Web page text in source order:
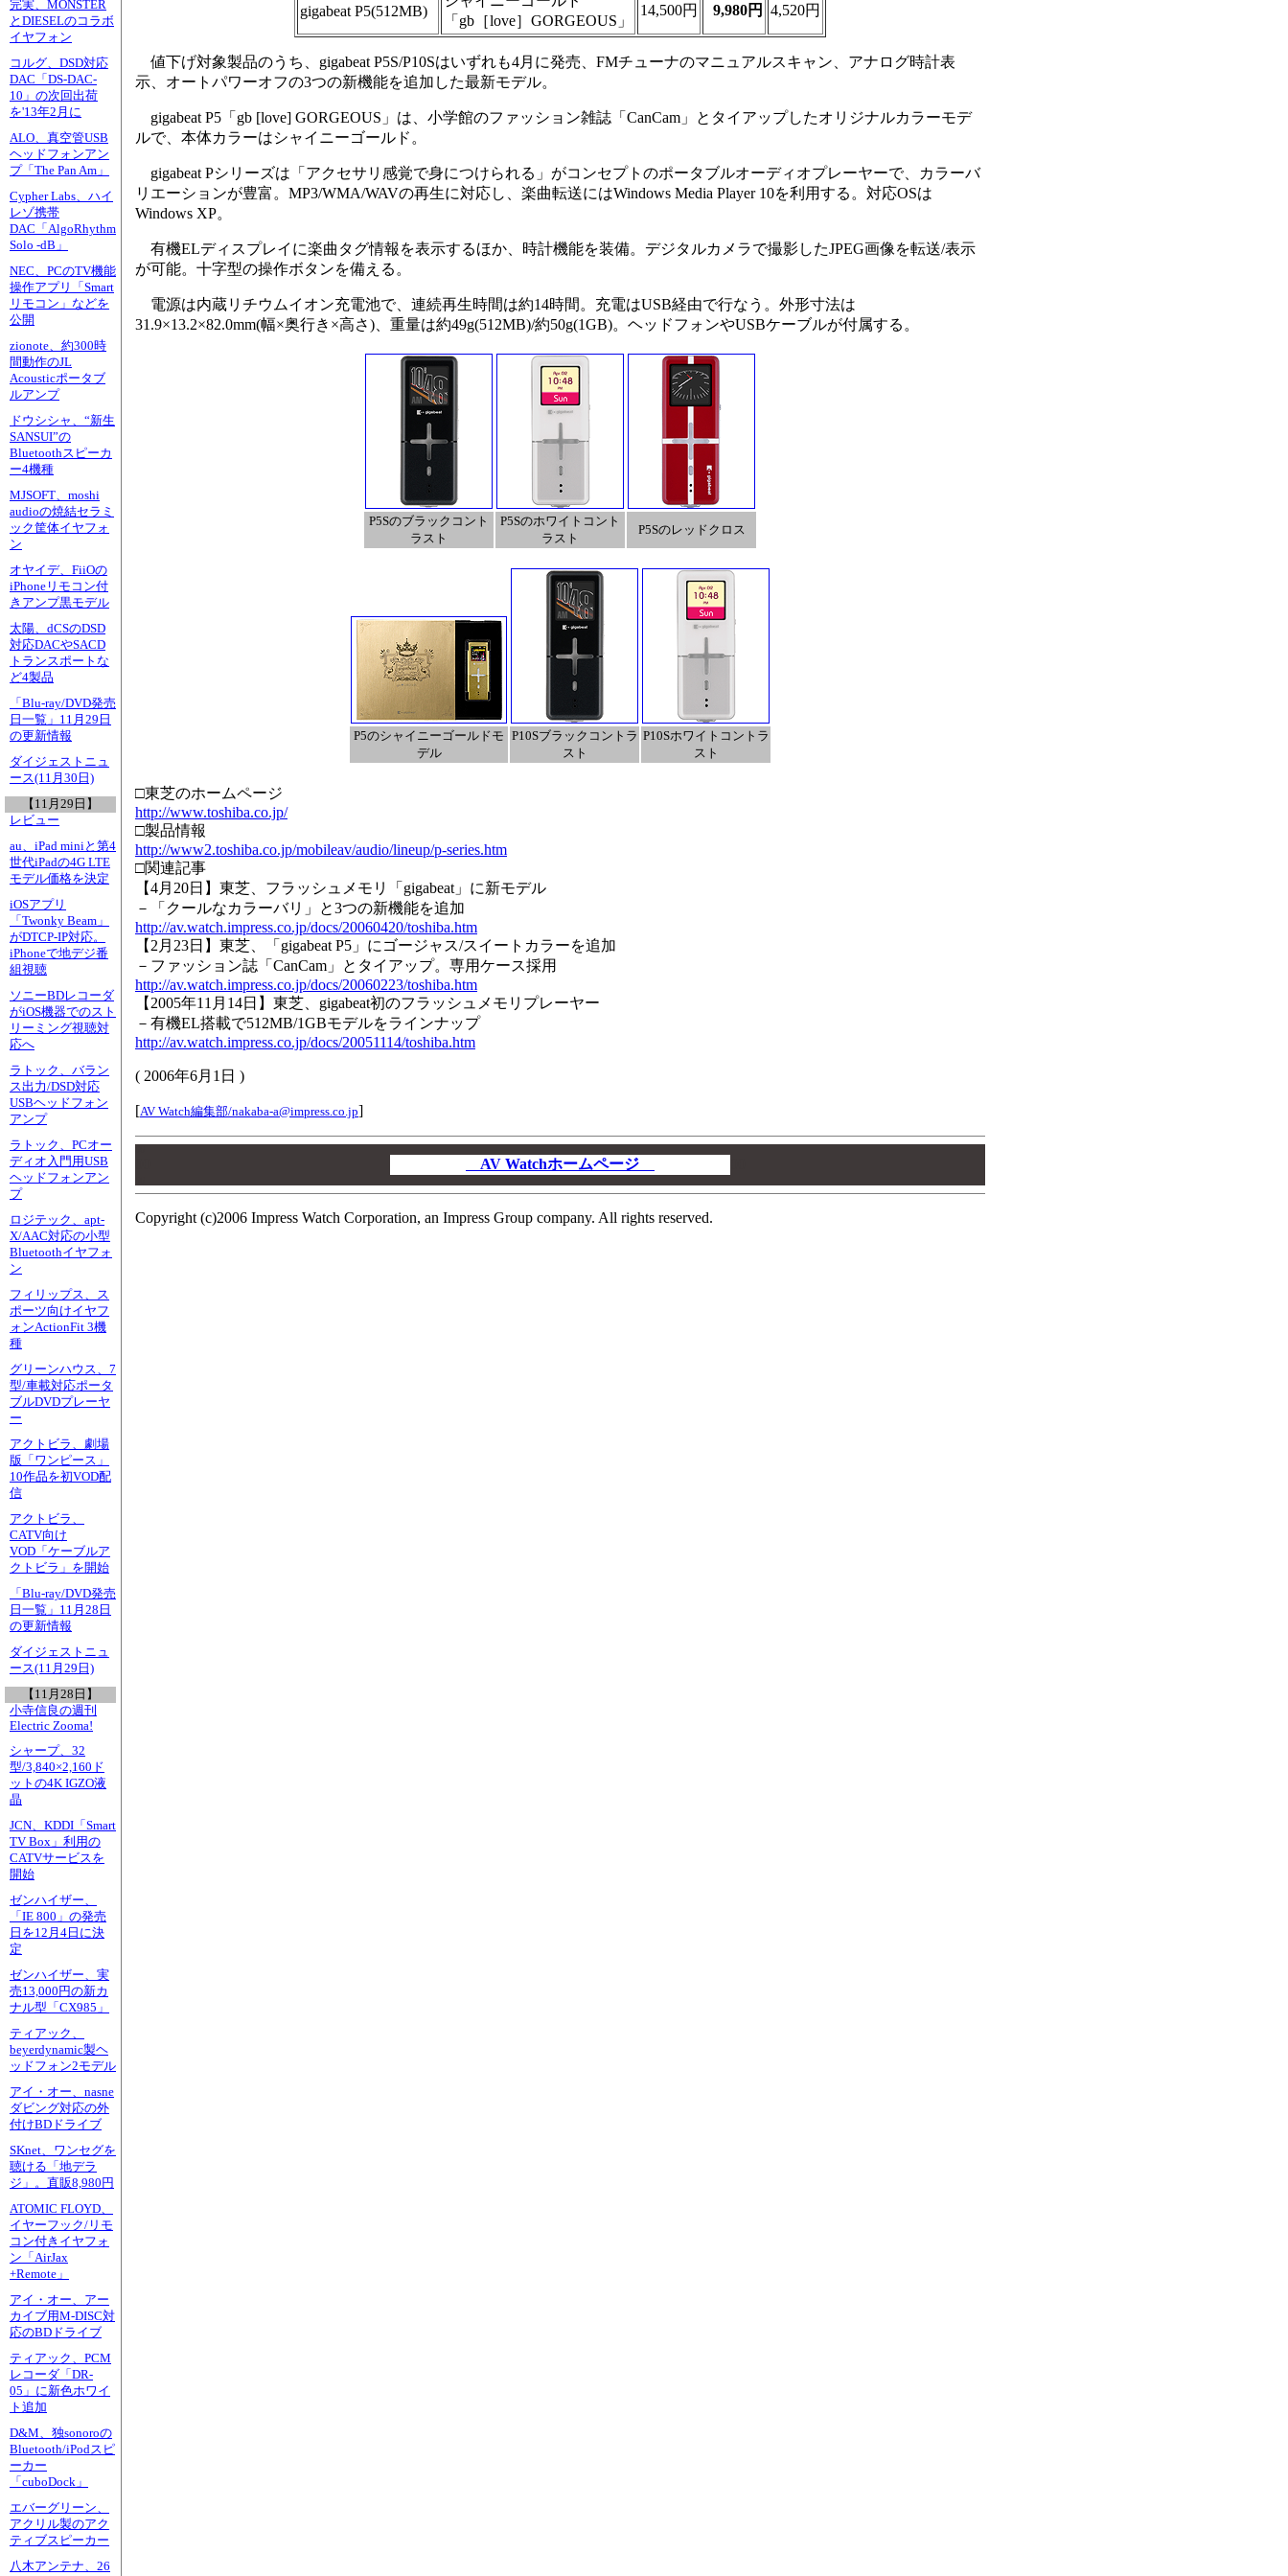
完実、MONSTER
とDIESELのコラボ
イヤフォン
コルグ、DSD対応
DAC「DS-DAC-
10」の次回出荷
を'13年2月に
ALO、真空管USB
ヘッドフォンアン
プ「The Pan Am」
Cypher Labs、ハイ
レゾ携帯
DAC「AlgoRhythm
Solo -dB」
NEC、PCのTV機能
操作アプリ「Smart
リモコン」などを
公開
zionote、約300時
間動作のJL
Acousticポータブ
ルアンプ
ドウシシャ、“新生
SANSUI”の
Bluetoothスピーカ
ー4機種
MJSOFT、moshi
audioの焼結セラミ
ック筐体イヤフォ
ン
オヤイデ、FiiOの
iPhoneリモコン付
きアンプ黒モデル
太陽、dCSのDSD
対応DACやSACD
トランスポートな
ど4製品
「Blu-ray/DVD発売
日一覧」11月29日
の更新情報
ダイジェストニュ
ース(11月30日)
【11月29日】
レビュー
au、iPad miniと第4
世代iPadの4G LTE
モデル価格を決定
iOSアプリ
「Twonky Beam」
がDTCP-IP対応。
iPhoneで地デジ番
組視聴
ソニーBDレコーダ
がiOS機器でのスト
リーミング視聴対
応へ
ラトック、バラン
ス出力/DSD対応
USBヘッドフォン
アンプ
ラトック、PCオー
ディオ入門用USB
ヘッドフォンアン
プ
ロジテック、apt-
X/AAC対応の小型
Bluetoothイヤフォ
ン
フィリップス、ス
ポーツ向けイヤフ
ォンActionFit 3機
種
グリーンハウス、7
型/車載対応ポータ
ブルDVDプレーヤ
ー
アクトビラ、劇場
版「ワンピース」
10作品を初VOD配
信
アクトビラ、
CATV向け
VOD「ケーブルア
クトビラ」を開始
「Blu-ray/DVD発売
日一覧」11月28日
の更新情報
ダイジェストニュ
ース(11月29日)
【11月28日】
小寺信良の週刊
Electric Zooma!
シャープ、32
型/3,840×2,160ド
ットの4K IGZO液
晶
JCN、KDDI「Smart
TV Box」利用の
CATVサービスを
開始
ゼンハイザー、
「IE 800」の発売
日を12月4日に決
定
ゼンハイザー、実
売13,000円の新カ
ナル型「CX985」
ティアック、
beyerdynamic製ヘ
ッドフォン2モデル
アイ・オー、nasne
ダビング対応の外
付けBDドライブ
SKnet、ワンセグを
聴ける「地デラ
ジ」。直販8,980円
ATOMIC FLOYD、
イヤーフック/リモ
コン付きイヤフォ
ン「AirJax
+Remote」
アイ・オー、アー
カイブ用M-DISC対
応のBDドライブ
ティアック、PCM
レコーダ「DR-
05」に新色ホワイ
ト追加
D&M、独sonoroの
Bluetooth/iPodスピ
ーカー
「cuboDock」
エバーグリーン、
アクリル製のアク
ティブスピーカー
八木アンテナ、26
gigabeat P5(512MB)
「gb［love］GORGEOUS」
14,500円 9,980円 4,520円
値下げ対象製品のうち、gigabeat P5S/P10Sはいずれも4月に発売、FMチューナのマニュアルスキャン、アナログ時計表
示、オートパワーオフの3つの新機能を追加した最新モデル。
gigabeat P5「gb [love] GORGEOUS」は、小学館のファッション雑誌「CanCam」とタイアップしたオリジナルカラーモデ
ルで、本体カラーはシャイニーゴールド。
gigabeat Pシリーズは「アクセサリ感覚で身につけられる」がコンセプトのポータブルオーディオプレーヤーで、カラーバ
リエーションが豊富。MP3/WMA/WAVの再生に対応し、楽曲転送にはWindows Media Player 10を利用する。対応OSは
Windows XP。
有機ELディスプレイに楽曲タグ情報を表示するほか、時計機能を装備。デジタルカメラで撮影したJPEG画像を転送/表示
が可能。十字型の操作ボタンを備える。
電源は内蔵リチウムイオン充電池で、連続再生時間は約14時間。充電はUSB経由で行なう。外形寸法は
31.9×13.2×82.0mm(幅×奥行き×高さ)、重量は約49g(512MB)/約50g(1GB)。ヘッドフォンやUSBケーブルが付属する。
P5Sのブラックコント
ラスト
P5Sのホワイトコント
ラスト
P5Sのレッドクロス
P5のシャイニーゴールドモ
デル
P10Sブラックコントラ
スト
P10Sホワイトコントラ
スト
□東芝のホームページ
http://www.toshiba.co.jp/
□製品情報
http://www2.toshiba.co.jp/mobileav/audio/lineup/p-series.htm
□関連記事
【4月20日】東芝、フラッシュメモリ「gigabeat」に新モデル
－「クールなカラーバリ」と3つの新機能を追加
http://av.watch.impress.co.jp/docs/20060420/toshiba.htm
【2月23日】東芝、「gigabeat P5」にゴージャス/スイートカラーを追加
－ファッション誌「CanCam」とタイアップ。専用ケース採用
http://av.watch.impress.co.jp/docs/20060223/toshiba.htm
【2005年11月14日】東芝、gigabeat初のフラッシュメモリプレーヤー
－有機EL搭載で512MB/1GBモデルをラインナップ
http://av.watch.impress.co.jp/docs/20051114/toshiba.htm
( 2006年6月1日 )
[AV Watch編集部/nakaba-a@impress.co.jp]
AV Watchホームページ
Copyright (c)2006 Impress Watch Corporation, an Impress Group company. All rights reserved.